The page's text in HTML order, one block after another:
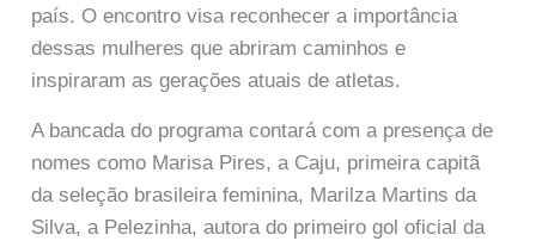
país. O encontro visa reconhecer a importância
dessas mulheres que abriram caminhos e
inspiraram as gerações atuais de atletas.
A bancada do programa contará com a presença de
nomes como Marisa Pires, a Caju, primeira capitã
da seleção brasileira feminina, Marilza Martins da
Silva, a Pelezinha, autora do primeiro gol oficial da